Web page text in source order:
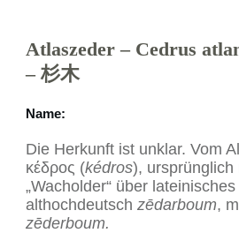
Atlaszeder – Cedrus
– 杉木
Name:
Die Herkunft ist unklar. Vom
κέδρος (kédros), ursprünglich
„Wacholder“ über lateinisches
althochdeutsch zēdarboum,
zēderboum.